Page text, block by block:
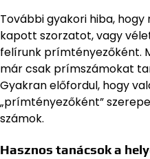
További gyakori hiba, hogy
kapott szorzatot, vagy
felírunk prímtényezőként.
már csak prímszámokat
Gyakran előfordul, hogy
„prímtényezőként”
számok.
Hasznos tanácsok a